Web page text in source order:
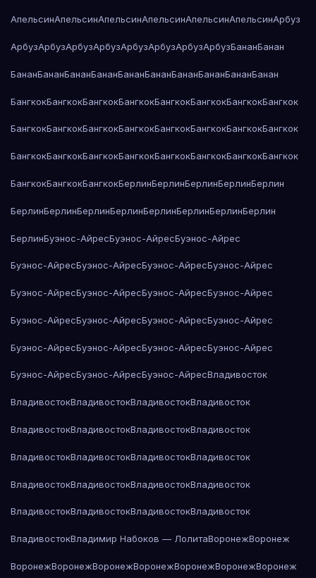
АпельсинАпельсинАпельсинАпельсинАпельсинАпельсинАрбуз
АрбузАрбузАрбузАрбузАрбузАрбузАрбузАрбузБананБанан
БананБананБананБананБананБананБананБананБананБанан
БангкокБангкокБангкокБангкокБангкокБангкокБангкокБангкок
БангкокБангкокБангкокБангкокБангкокБангкокБангкокБангкок
БангкокБангкокБангкокБангкокБангкокБангкокБангкокБангкок
БангкокБангкокБангкокБерлинБерлинБерлинБерлинБерлин
БерлинБерлинБерлинБерлинБерлинБерлинБерлинБерлин
БерлинБуэнос-АйресБуэнос-АйресБуэнос-Айрес
Буэнос-АйресБуэнос-АйресБуэнос-АйресБуэнос-Айрес
Буэнос-АйресБуэнос-АйресБуэнос-АйресБуэнос-Айрес
Буэнос-АйресБуэнос-АйресБуэнос-АйресБуэнос-Айрес
Буэнос-АйресБуэнос-АйресБуэнос-АйресБуэнос-Айрес
Буэнос-АйресБуэнос-АйресБуэнос-АйресВладивосток
ВладивостокВладивостокВладивостокВладивосток
ВладивостокВладивостокВладивостокВладивосток
ВладивостокВладивостокВладивостокВладивосток
ВладивостокВладивостокВладивостокВладивосток
ВладивостокВладивостокВладивостокВладивосток
ВладивостокВладимир Набоков — ЛолитаВоронежВоронеж
ВоронежВоронежВоронежВоронежВоронежВоронежВоронеж